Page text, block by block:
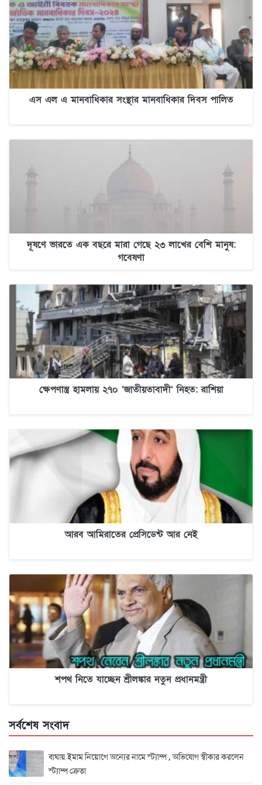
এস এল এ মানবাধিকার সংস্থার মানবাধিকার দিবস পালিত
দূষণে ভারতে এক বছরে মারা গেছে ২৩ লাখের বেশি মানুষ:
গবেষণা
ক্ষেপণাস্ত্র হামলায় ২৭০ ‘জাতীয়তাবাদী’ নিহত: রাশিয়া
আরব আমিরাতের প্রেসিডেন্ট আর নেই
শপথ নিতে যাচ্ছেন শ্রীলঙ্কার নতুন প্রধানমন্ত্রী
সর্বশেষ সংবাদ
বাঘায় ইমাম নিয়োগে অন্যের নামে স্ট্যাম্প , অভিযোগ স্বীকার করলেন
স্ট্যাম্প ক্রেতা